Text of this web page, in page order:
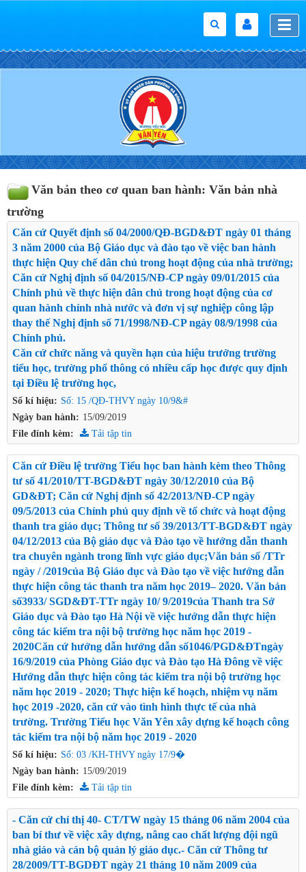
Văn bản theo cơ quan ban hành: Văn bản nhà
trường
Số kí hiệu: Số: 15 /QĐ-THVY ngày 10/9&#
Ngày ban hành: 15/09/2019
Căn cứ Quyết định số 04/2000/QĐ-BGD&ĐT ngày 01 tháng
3 năm 2000 của Bộ Giáo dục và đào tạo về việc ban hành
thực hiện Quy chế dân chủ trong hoạt động của nhà trường;
Căn cứ Nghị định số 04/2015/NĐ-CP ngày 09/01/2015 của
Chính phủ về thực hiện dân chủ trong hoạt động của cơ
quan hành chính nhà nước và đơn vị sự nghiệp công lập
thay thế Nghị định số 71/1998/NĐ-CP ngày 08/9/1998 của
Chính phủ.
Căn cứ chức năng và quyền hạn của hiệu trưởng trường
tiểu học, trường phổ thông có nhiều cấp học được quy định
tại Điều lệ trường học,
File đính kèm: Tải tập tin
Số kí hiệu: Số: 03 /KH-THVY ngày 17/9�
Ngày ban hành: 15/09/2019
Căn cứ Điều lệ trường Tiểu học ban hành kèm theo Thông
tư số 41/2010/TT-BGD&ĐT ngày 30/12/2010 của Bộ
GD&ĐT; Căn cứ Nghị định số 42/2013/NĐ-CP ngày
09/5/2013 của Chính phủ quy định về tổ chức và hoạt động
thanh tra giáo dục; Thông tư số 39/2013/TT-BGD&ĐT ngày
04/12/2013 của Bộ giáo dục và Đào tạo về hướng dẫn thanh
tra chuyên ngành trong lĩnh vực giáo dục;Văn bản số /TTr
ngày / /2019của Bộ Giáo dục và Đào tạo về việc hướng dẫn
thực hiện công tác thanh tra năm học 2019– 2020. Văn bản
số3933/ SGD&ĐT-TTr ngày 10/ 9/2019của Thanh tra Sở
Giáo dục và Đào tạo Hà Nội về việc hướng dẫn thực hiện
công tác kiểm tra nội bộ trường học năm học 2019 -
2020Căn cứ hướng dẫn hướng dẫn số1046/PGD&ĐTngày
16/9/2019 của Phòng Giáo dục và Đào tạo Hà Đông về việc
Hướng dẫn thực hiện công tác kiểm tra nội bộ trường học
năm học 2019 - 2020; Thực hiện kế hoạch, nhiệm vụ năm
học 2019 -2020, căn cứ vào tình hình thực tế của nhà
trường. Trường Tiểu học Văn Yên xây dựng kế hoạch công
tác kiểm tra nội bộ năm học 2019 - 2020
File đính kèm: Tải tập tin
- Căn cứ chỉ thị 40- CT/TW ngày 15 tháng 06 năm 2004 của
ban bí thư về việc xây dựng, nâng cao chất lượng đội ngũ
nhà giáo và cán bộ quản lý giáo dục.- Căn cứ Thông tư
28/2009/TT-BGDĐT ngày 21 tháng 10 năm 2009 của